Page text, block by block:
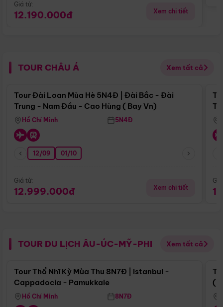
Giá từ:
12.190.000đ Xem chi tiết
TOUR CHÂU Á Xem tất cả
Điểm nổi bật
Tour Đài Loan Mùa Hè 5N4Đ | Đài Bắc - Đài
Trung - Nam Đầu - Cao Hùng ( Bay Vn)
Hồ Chí Minh 5N4Đ
12/09 01/10
Giá từ:
12.999.000đ Xem chi tiết
TOUR DU LỊCH ÂU-ÚC-MỸ-PHI Xem tất cả
Điểm nổi bật
Tour Thổ Nhĩ Kỳ Mùa Thu 8N7Đ | Istanbul -
Cappadocia - Pamukkale
Hồ Chí Minh 8N7Đ